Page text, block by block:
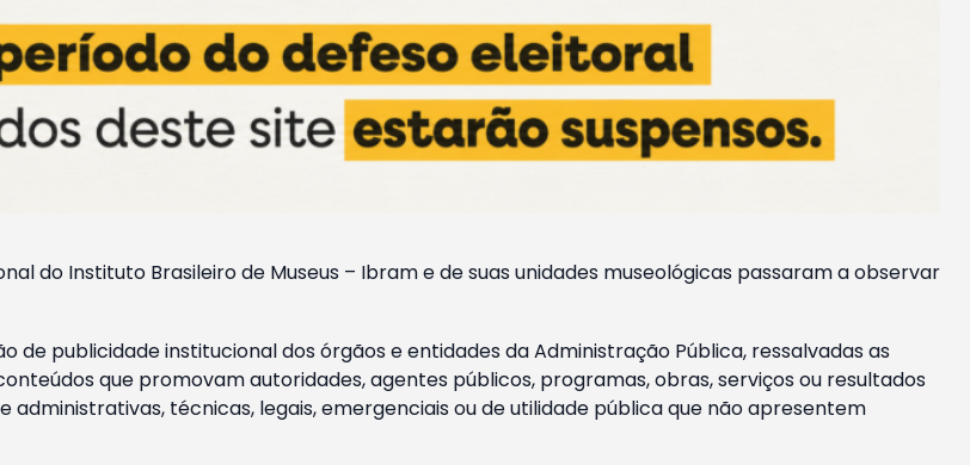
do Instituto Brasileiro de Museus – Ibram e de suas unidades museológicas passaram a observar
de publicidade institucional dos órgãos e entidades da Administração Pública, ressalvadas as
que promovam autoridades, agentes públicos, programas, obras, serviços ou resultados
técnicas, legais, emergenciais ou de utilidade pública que não apresentem